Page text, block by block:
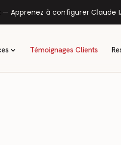
— Apprenez à configurer Claude
Témoignages Clients